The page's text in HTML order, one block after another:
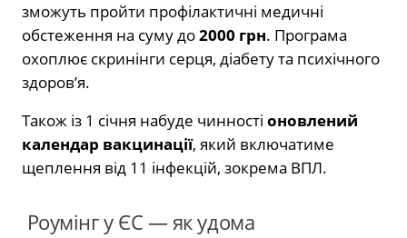
зможуть пройти профілактичні медичні
обстеження на суму до2000 грн. Програма
охоплює скринінги серця, діабету та психічного
здоров’я.
Також із 1 січня набуде чинності оновлений
календар вакцинації, який включатиме
щеплення від 11 інфекцій, зокрема ВПЛ.
Роумінг у ЄС — як удома